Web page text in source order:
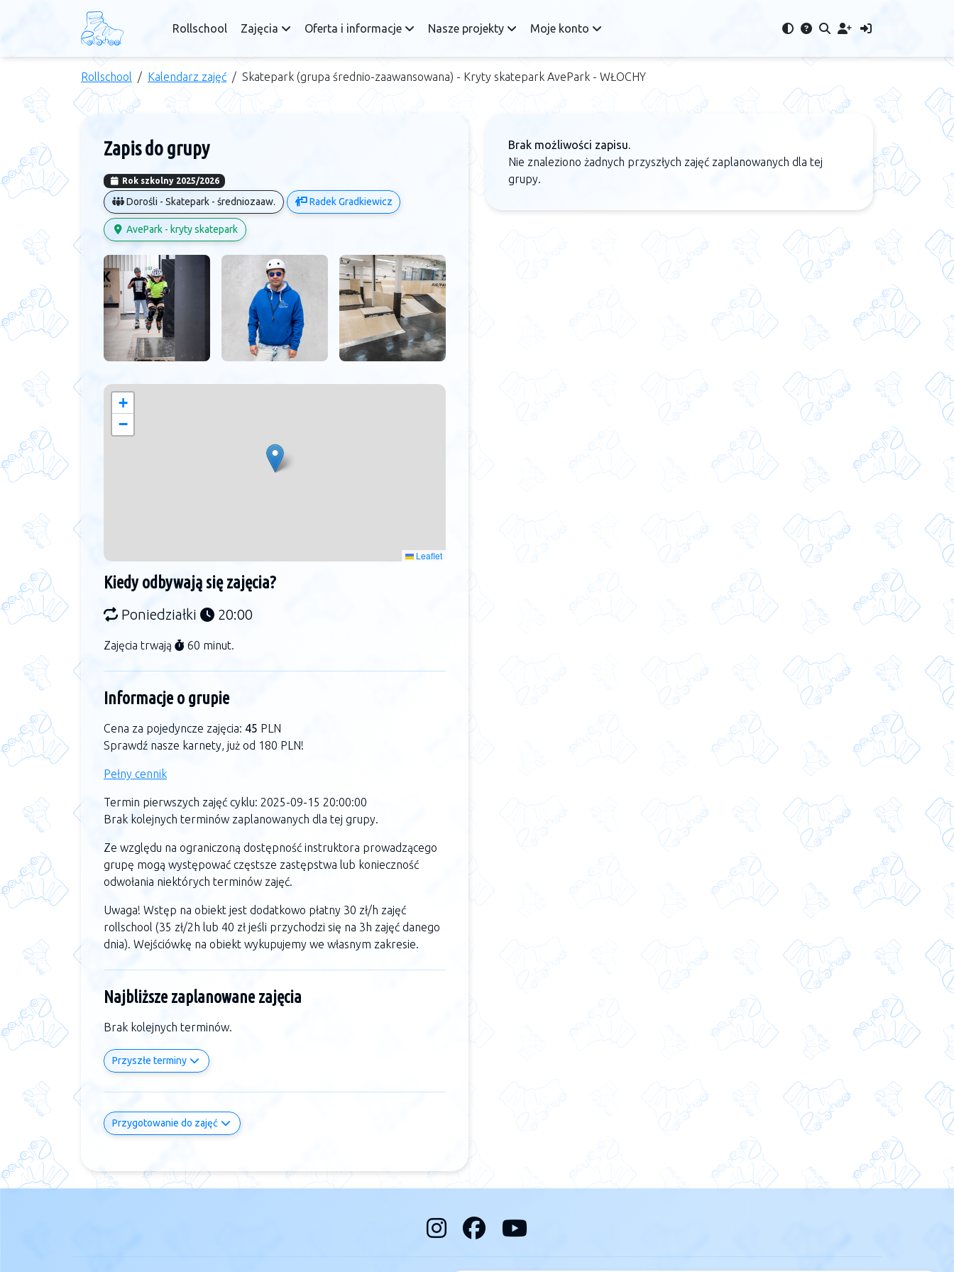
Rollschool Zajęcia Oferta i informacje Nasze projekty Moje konto
Rollschool Kalendarz zajęć Skatepark (grupa średnio-zaawansowana) - Kryty skatepark AvePark - WŁOCHY
Zapis do grupy
Rok szkolny 2025/2026
Dorośli - Skatepark - średniozaaw. Radek Gradkiewicz
AvePark - kryty skatepark
+
−
Leaflet
Kiedy odbywają się zajęcia?
Poniedziałki 20:00
Zajęcia trwają 60 minut.
Informacje o grupie
Cena za pojedyncze zajęcia: 45 PLN
Sprawdź nasze karnety, już od 180 PLN!
Pełny cennik
Termin pierwszych zajęć cyklu: 2025-09-15 20:00:00
Brak kolejnych terminów zaplanowanych dla tej grupy.
Ze względu na ograniczoną dostępność instruktora prowadzącego
grupę mogą występować częstsze zastępstwa lub konieczność
odwołania niektórych terminów zajęć.
Uwaga! Wstęp na obiekt jest dodatkowo płatny 30 zł/h zajęć
rollschool (35 zł/2h lub 40 zł jeśli przychodzi się na 3h zajęć danego
dnia). Wejściówkę na obiekt wykupujemy we własnym zakresie.
Najbliższe zaplanowane zajęcia
Brak kolejnych terminów.
Przyszłe terminy
Przygotowanie do zajęć
Brak możliwości zapisu.
Nie znaleziono żadnych przyszłych zajęć zaplanowanych dla tej
grupy.